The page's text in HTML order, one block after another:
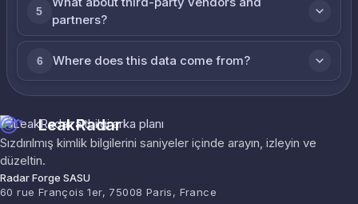
5
partners?
6 Where does this data come from?
LeakRadar
Sızdırılmış kimlik bilgilerini saniyeler içinde arayın, izleyin ve
düzeltin.
Radar Forge SASU
60 rue François 1er, 75008 Paris, France